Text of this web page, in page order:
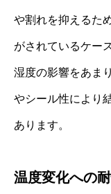
や割れを抑えるた
がされているケー
湿度の影響をあま
やシール性により
あります。
温度変化への